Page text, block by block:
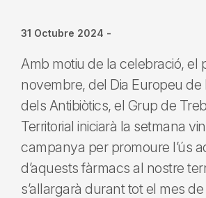
31 Octubre 2024 -
Amb motiu de la celebració, el
novembre, del Dia Europeu de
dels Antibiòtics, el Grup de
Territorial iniciarà la setmana
campanya per promoure l’ús
d’aquests fàrmacs al nostre
s’allargarà durant tot el mes